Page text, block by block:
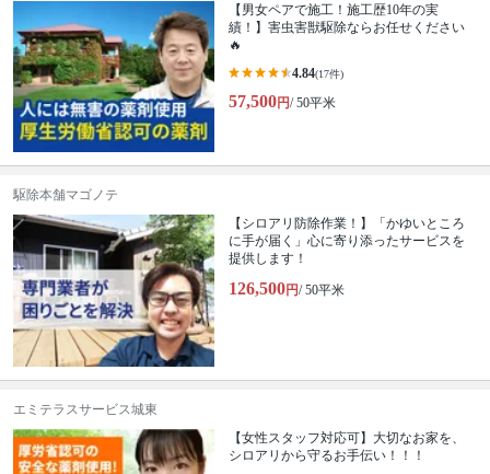
【男女ペアで施工！施工歴10年の実
績！】害虫害獣駆除ならお任せください
🔥
4.84(17件)
57,500円/ 50平米
駆除本舗マゴノテ
【シロアリ防除作業！】「かゆいところ
に手が届く」心に寄り添ったサービスを
提供します！
126,500円/ 50平米
エミテラスサービス城東
【女性スタッフ対応可】大切なお家を、
シロアリから守るお手伝い！！！